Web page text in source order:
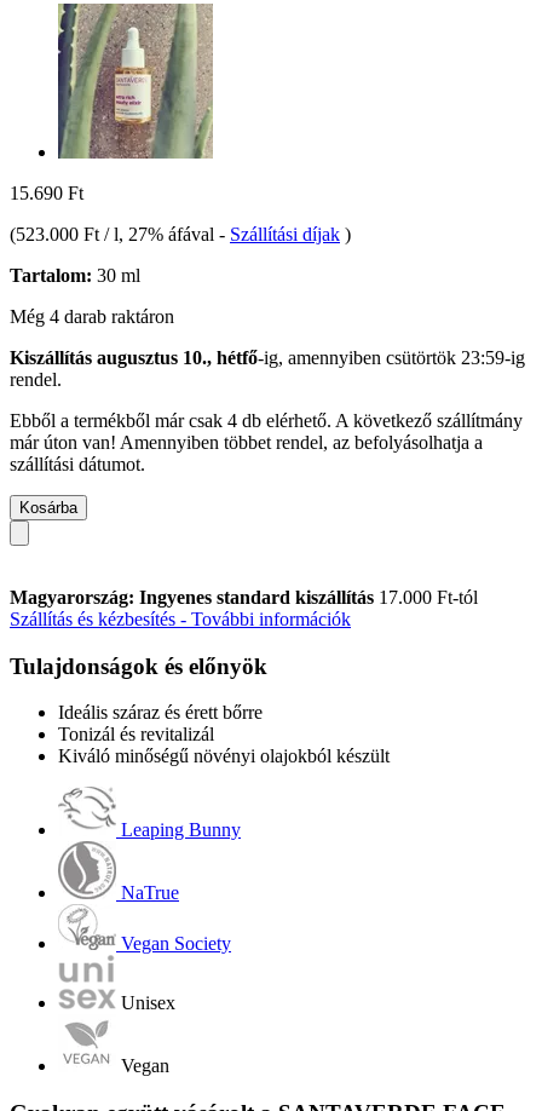
15.690 Ft
(523.000 Ft / l, 27% áfával - Szállítási díjak )
Tartalom: 30 ml
Még 4 darab raktáron
Kiszállítás augusztus 10., hétfő-ig, amennyiben csütörtök 23:59-ig
rendel.
Ebből a termékből már csak 4 db elérhető. A következő szállítmány
már úton van! Amennyiben többet rendel, az befolyásolhatja a
szállítási dátumot.
Kosárba
Magyarország: Ingyenes standard kiszállítás 17.000 Ft-tól
Szállítás és kézbesítés - További információk
Tulajdonságok és előnyök
Ideális száraz és érett bőrre
Tonizál és revitalizál
Kiváló minőségű növényi olajokból készült
Leaping Bunny
NaTrue
Vegan Society
Unisex
Vegan